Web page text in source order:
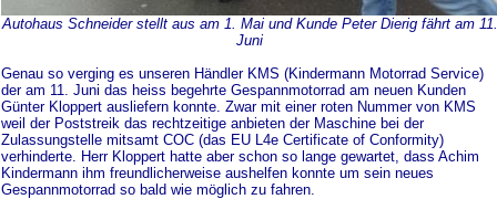
Autohaus Schneider stellt aus am 1. Mai und Kunde Peter Dierig fährt am 11.
Juni
Genau so verging es unseren Händler KMS (Kindermann Motorrad Service)
der am 11. Juni das heiss begehrte Gespannmotorrad am neuen Kunden
Günter Kloppert ausliefern konnte. Zwar mit einer roten Nummer von KMS
weil der Poststreik das rechtzeitige anbieten der Maschine bei der
Zulassungstelle mitsamt COC (das EU L4e Certificate of Conformity)
verhinderte. Herr Kloppert hatte aber schon so lange gewartet, dass Achim
Kindermann ihm freundlicherweise aushelfen konnte um sein neues
Gespannmotorrad so bald wie möglich zu fahren.